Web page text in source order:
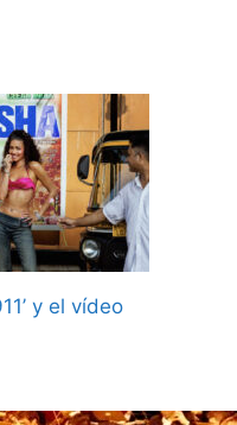
y el vídeo